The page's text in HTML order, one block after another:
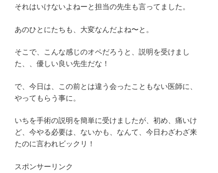
それはいけないよねーと担当の先生も言ってました。
あのひとにたちも、大変なんだよね〜と。
そこで、こんな感じのオペだろうと、説明を受けまし
た、、優しい良い先生だな！
で、今日は、この前とは違う会ったこともない医師に、
やってもらう事に。
いちを手術の説明を簡単に受けましたが、初め、痛いけ
ど、今やる必要は、ないかも、なんて、今日わざわざ来
たのに言われビックリ！
スポンサーリンク